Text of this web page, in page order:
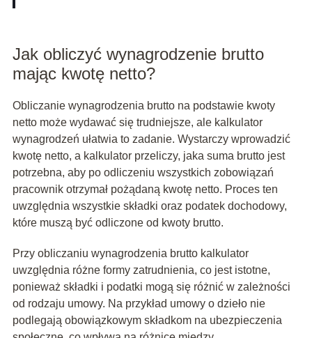
Jak obliczyć wynagrodzenie brutto
mając kwotę netto?
Obliczanie wynagrodzenia brutto na podstawie kwoty
netto może wydawać się trudniejsze, ale kalkulator
wynagrodzeń ułatwia to zadanie. Wystarczy wprowadzić
kwotę netto, a kalkulator przeliczy, jaka suma brutto jest
potrzebna, aby po odliczeniu wszystkich zobowiązań
pracownik otrzymał pożądaną kwotę netto. Proces ten
uwzględnia wszystkie składki oraz podatek dochodowy,
które muszą być odliczone od kwoty brutto.
Przy obliczaniu wynagrodzenia brutto kalkulator
uwzględnia różne formy zatrudnienia, co jest istotne,
ponieważ składki i podatki mogą się różnić w zależności
od rodzaju umowy. Na przykład umowy o dzieło nie
podlegają obowiązkowym składkom na ubezpieczenia